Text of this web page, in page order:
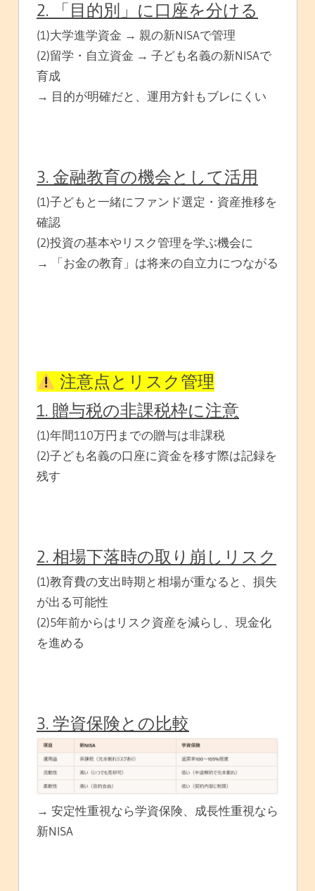
2. 「目的別」に口座を分ける
(1)大学進学資金 → 親の新NISAで管理
(2)留学・自立資金 → 子ども名義の新NISAで
育成
→ 目的が明確だと、運用方針もブレにくい
3. 金融教育の機会として活用
(1)子どもと一緒にファンド選定・資産推移を
確認
(2)投資の基本やリスク管理を学ぶ機会に
→ 「お金の教育」は将来の自立力につながる
注意点とリスク管理
1. 贈与税の非課税枠に注意
(1)年間110万円までの贈与は非課税
(2)子ども名義の口座に資金を移す際は記録を
残す
2. 相場下落時の取り崩しリスク
(1)教育費の支出時期と相場が重なると、損失
が出る可能性
(2)5年前からはリスク資産を減らし、現金化
を進める
3. 学資保険との比較
→ 安定性重視なら学資保険、成長性重視なら
新NISA